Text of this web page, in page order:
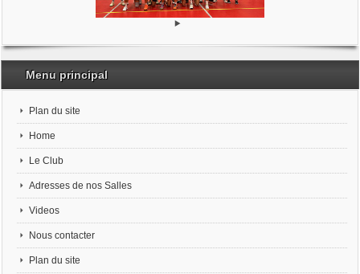
Menu principal
Plan du site
Home
Le Club
Adresses de nos Salles
Videos
Nous contacter
Plan du site